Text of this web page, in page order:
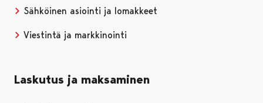
Sähköinen asiointi ja lomakkeet
Viestintä ja markkinointi
Laskutus ja maksaminen